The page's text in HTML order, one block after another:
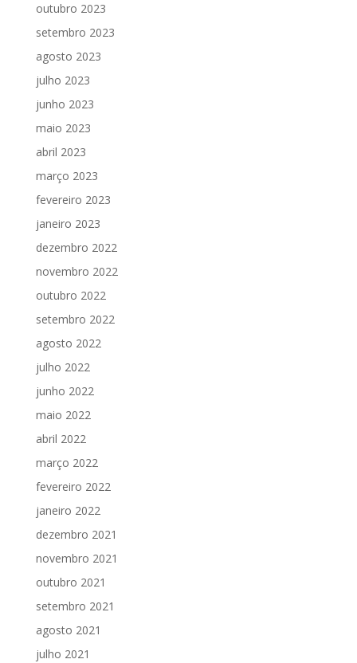
outubro 2023
setembro 2023
agosto 2023
julho 2023
junho 2023
maio 2023
abril 2023
março 2023
fevereiro 2023
janeiro 2023
dezembro 2022
novembro 2022
outubro 2022
setembro 2022
agosto 2022
julho 2022
junho 2022
maio 2022
abril 2022
março 2022
fevereiro 2022
janeiro 2022
dezembro 2021
novembro 2021
outubro 2021
setembro 2021
agosto 2021
julho 2021